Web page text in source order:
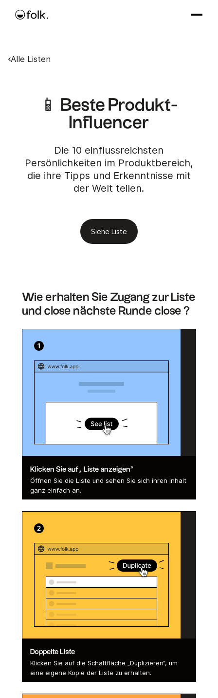
Alle Listen
📱 Beste Produkt-
Influencer
Die 10 einflussreichsten
Persönlichkeiten im Produktbereich,
die ihre Tipps und Erkenntnisse mit
der Welt teilen.
Siehe Liste
Wie erhalten Sie Zugang zur Liste
und close nächste Runde close ?
Klicken Sie auf „Liste anzeigen“
Öffnen Sie die Liste und sehen Sie sich ihren Inhalt
ganz einfach an.
Doppelte Liste
Klicken Sie auf die Schaltfläche „Duplizieren“, um
eine eigene Kopie der Liste zu erhalten.